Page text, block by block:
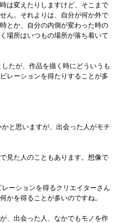
は変えたりしますけど、そこまで
ん。それよりは、自分が何か外で
とか、自分の内側が変わった時の
場所はいつもの場所が落ち着いて
たが、作品を描く時にどういうも
レーションを得たりすることが多
と思いますが、出会った人がモチ
見た人のこともあります。想像で
ーションを得るクリエイターさん
かを得ることが多いのですね。
、出会った人、なかでもモノを作